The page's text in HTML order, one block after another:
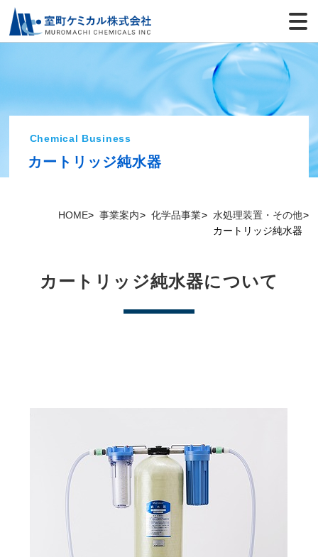
HOME 事業案内 化学品事業
水処理装置・その他
カートリッジ純水器
Chemical Business
カートリッジ純水器
カートリッジ純水器について